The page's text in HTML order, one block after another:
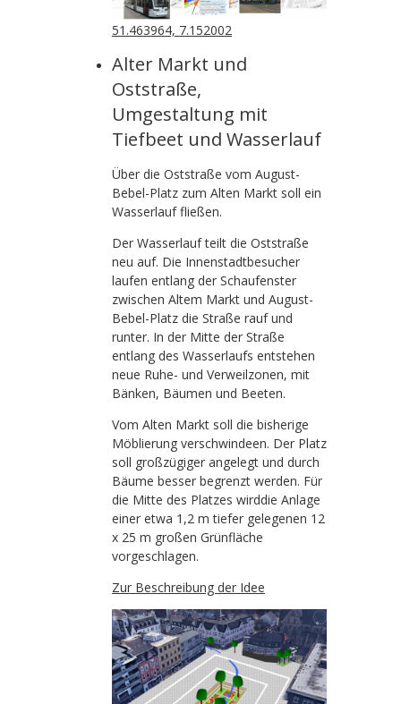
51.463964, 7.152002
Alter Markt und
Oststraße,
Umgestaltung mit
Tiefbeet und Wasserlauf
Über die Oststraße vom August-
Bebel-Platz zum Alten Markt soll ein
Wasserlauf fließen.
Der Wasserlauf teilt die Oststraße
neu auf. Die Innenstadtbesucher
laufen entlang der Schaufenster
zwischen Altem Markt und August-
Bebel-Platz die Straße rauf und
runter. In der Mitte der Straße
entlang des Wasserlaufs entstehen
neue Ruhe- und Verweilzonen, mit
Bänken, Bäumen und Beeten.
Vom Alten Markt soll die bisherige
Möblierung verschwindeen. Der Platz
soll großzügiger angelegt und durch
Bäume besser begrenzt werden. Für
die Mitte des Platzes wirddie Anlage
einer etwa 1,2 m tiefer gelegenen 12
x 25 m großen Grünfläche
vorgeschlagen.
Zur Beschreibung der Idee